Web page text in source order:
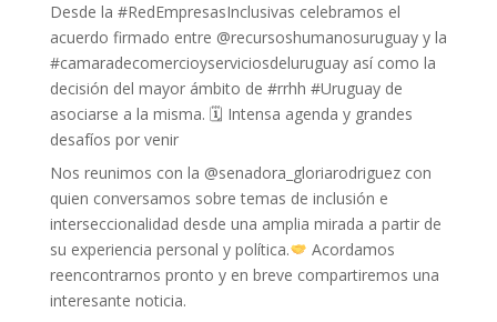
Desde la #RedEmpresasInclusivas celebramos el
acuerdo firmado entre @recursoshumanosuruguay y la
#camaradecomercioyserviciosdeluruguay así como la
decisión del mayor ámbito de #rrhh #Uruguay de
asociarse a la misma. 🗓 Intensa agenda y grandes
desafíos por venir
Nos reunimos con la @senadora_gloriarodriguez con
quien conversamos sobre temas de inclusión e
interseccionalidad desde una amplia mirada a partir de
su experiencia personal y política.
Acordamos
reencontrarnos pronto y en breve compartiremos una
interesante noticia.